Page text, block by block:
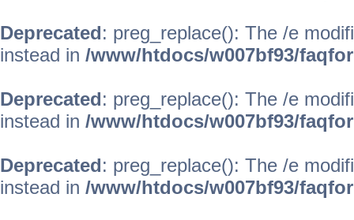
Deprecated: preg_replace(): The /e
instead in /www/htdocs/w007bf93/
Deprecated: preg_replace(): The /e
instead in /www/htdocs/w007bf93/
Deprecated: preg_replace(): The /e
instead in /www/htdocs/w007bf93/